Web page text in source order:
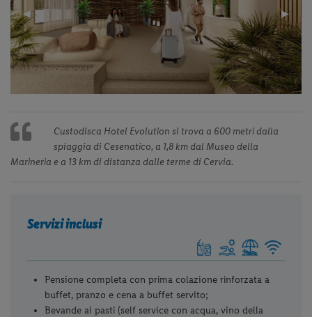
Previous
Slide
◀︎
Next
Slide
▶︎
Custodisca Hotel Evolution si trova a 600 metri dalla
spiaggia di Cesenatico, a 1,8 km dal Museo della
Marineria e a 13 km di distanza dalle terme di Cervia.
Servizi inclusi
Pensione completa con prima colazione rinforzata a
buffet, pranzo e cena a buffet servito;
Bevande ai pasti (self service con acqua, vino della